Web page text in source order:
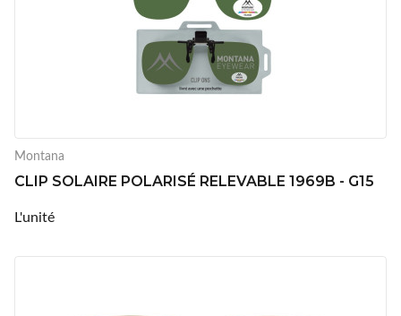
Montana
CLIP SOLAIRE POLARISÉ RELEVABLE 1969B - G15
L'unité